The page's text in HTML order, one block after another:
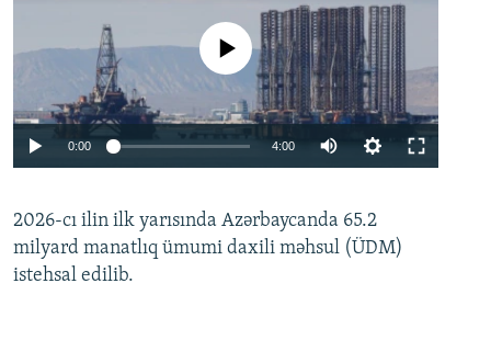
Auto 240p 360p 480p
No media source currently available
0:00 4:00
360p
480p
2026-cı ilin ilk yarısında Azərbaycanda 65.2
milyard manatlıq ümumi daxili məhsul (ÜDM)
istehsal edilib.